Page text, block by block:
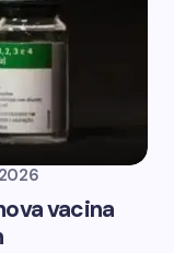
vacina